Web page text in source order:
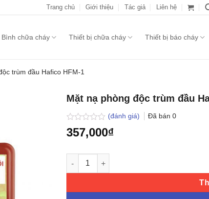
Trang chủ Giới thiệu Tác giả Liên hệ
Bình chữa cháy Thiết bị chữa cháy Thiết bị báo cháy
trùm đầu Hafico HFM-1
Mặt nạ phòng độc trùm đầu
Được
xếp
sao
(đánh giá) Đã bán 0
357,000₫
Mặt nạ phòng độc trùm đầu Hafico HFM-1